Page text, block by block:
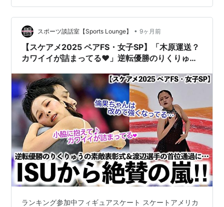
友野選手にはGP大会初優勝、そして渡辺選手には前戦の
中国杯3位という結果から、GPファイナルに向けて優勝
が期待されていました。 youtu.be 男子FSでは、壷井達
也選手が果敢に冒…
スポーツ談話室【Sports Lounge】 • 9ヶ月前
【スケアメ2025 ペアFS・女子SP】「木原運送？
カワイイが詰まってる❤︎」逆転優勝のりくりゅう
ランキング参加中フィギュアスケート スケートアメリカ